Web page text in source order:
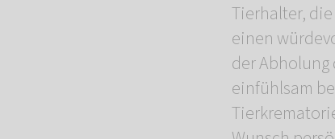
Tierhalter,
einen
der
einfühlsam